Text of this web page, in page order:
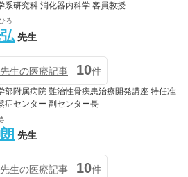
系研究科 消化器内科学 客員教授
ろ
先生
生の医療記事 10件
部附属病院 難治性骨疾患治療開発講座 特任准
症センター 副センター長
先生
生の医療記事 10件